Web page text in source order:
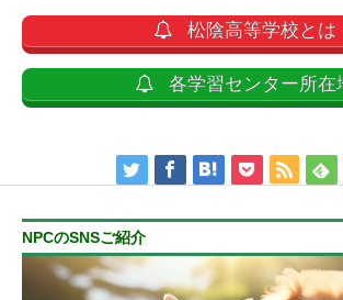
松陰高等学校とは
各学習センター所在
NPCのSNSご紹介